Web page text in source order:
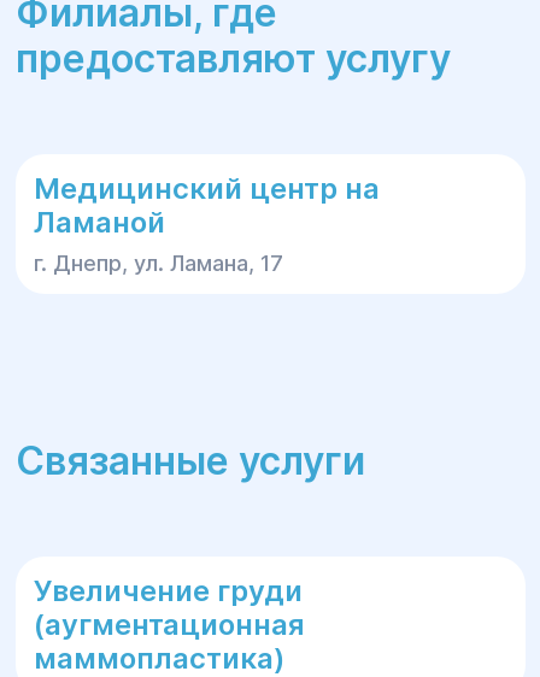
Филиалы, где
предоставляют услугу
Медицинский центр на
Ламаной
г. Днепр, ул. Ламана, 17
Связанные услуги
Увеличение груди
(аугментационная
маммопластика)